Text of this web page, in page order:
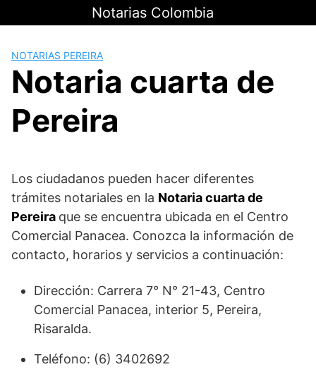
al
Notarias Colombia
NOTARIAS PEREIRA
Notaria cuarta de
Pereira
Los ciudadanos pueden hacer diferentes
trámites notariales en la Notaria cuarta de
Pereira que se encuentra ubicada en el Centro
Comercial Panacea. Conozca la información de
contacto, horarios y servicios a continuación:
Dirección: Carrera 7° N° 21-43, Centro
Comercial Panacea, interior 5, Pereira,
Risaralda.
Teléfono: (6) 3402692